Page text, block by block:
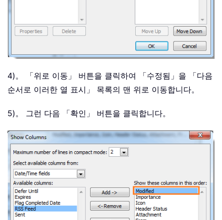
4)。 「위로 이동」 버튼을 클릭하여 「수정됨」을 「다음
순서로 이러한 열 표시」 목록의 맨 위로 이동합니다。
5)。 그런 다음 「확인」 버튼을 클릭합니다。